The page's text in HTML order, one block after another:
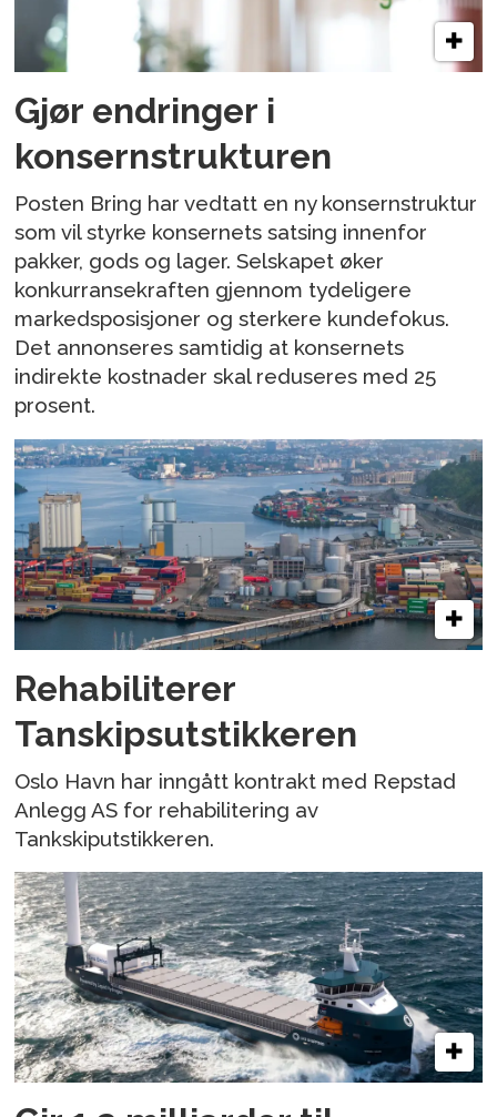
Gjør endringer i
konsernstrukturen
Posten Bring har vedtatt en ny konsernstruktur
som vil styrke konsernets satsing innenfor
pakker, gods og lager. Selskapet øker
konkurransekraften gjennom tydeligere
markedsposisjoner og sterkere kundefokus.
Det annonseres samtidig at konsernets
indirekte kostnader skal reduseres med 25
prosent.
Rehabiliterer
Tanskipsutstikkeren
Oslo Havn har inngått kontrakt med Repstad
Anlegg AS for rehabilitering av
Tankskiputstikkeren.